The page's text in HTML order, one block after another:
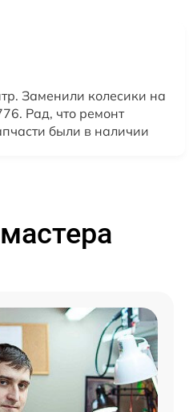
Заменили колесики на
Рад, что ремонт
были в наличии